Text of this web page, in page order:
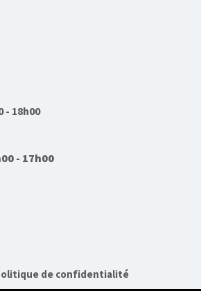
- 18h00
- 17h00
de confidentialité